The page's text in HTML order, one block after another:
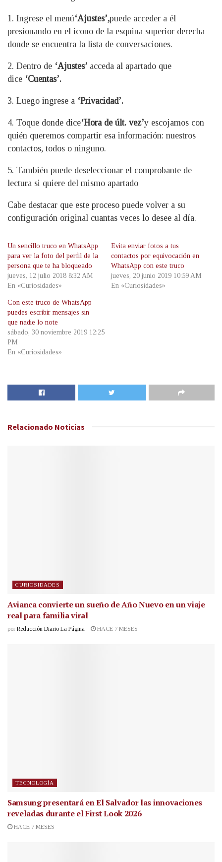
1. Ingrese el menú‘Ajustes’,puede acceder a él
presionando en el icono de la esquina superior derecha
donde se encuentra la lista de conversaciones.
2. Dentro de ‘Ajustes’ acceda al apartado que
dice ‘Cuentas’.
3. Luego ingrese a ‘Privacidad’.
4. Toque donde dice‘Hora de últ. vez’y escojamos con
quién queremos compartir esa información: nuestros
contactos, todos o ninguno.
5. También puede deseleccionar el comprobante de
lectura si quiere del mismo apartado
Cabe destacar que este proceso puede volver a su
configuración original cuantas veces lo desee al día.
Un sencillo truco en WhatsApp
para ver la foto del perfil de la
persona que te ha bloqueado
jueves, 12 julio 2018 8:32 AM
En «Curiosidades»
Evita enviar fotos a tus
contactos por equivocación en
WhatsApp con este truco
jueves, 20 junio 2019 10:59 AM
En «Curiosidades»
Con este truco de WhatsApp
puedes escribir mensajes sin
que nadie lo note
sábado, 30 noviembre 2019 12:25
PM
En «Curiosidades»
Relacionado Noticias
CURIOSIDADES
Avianca convierte un sueño de Año Nuevo en un viaje
real para familia viral
por Redacción Diario La Página HACE 7 MESES
TECNOLOGÍA
Samsung presentará en El Salvador las innovaciones
reveladas durante el First Look 2026
HACE 7 MESES